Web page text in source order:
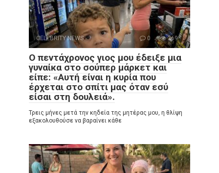
CELEBRITY NEWS 0 369
Ο πεντάχρονος γιος μου έδειξε μια
γυναίκα στο σούπερ μάρκετ και
είπε: «Αυτή είναι η κυρία που
έρχεται στο σπίτι μας όταν εσύ
είσαι στη δουλειά».
Τρεις μήνες μετά την κηδεία της μητέρας μου, η θλίψη
εξακολουθούσε να βαραίνει κάθε